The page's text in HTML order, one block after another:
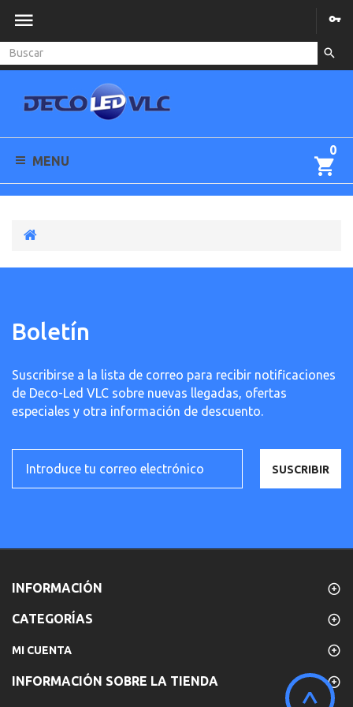
0
MENU
Boletín
Suscribirse a la lista de correo para recibir notificaciones
de Deco-Led VLC sobre nuevas llegadas, ofertas
especiales y otra información de descuento.
SUSCRIBIR
INFORMACIÓN
CATEGORÍAS
MI CUENTA
INFORMACIÓN SOBRE LA TIENDA